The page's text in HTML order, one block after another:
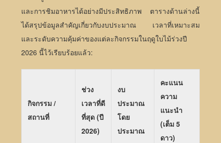
และการชิมอาหารได้อย่างมีประสิทธิภาพ ตารางด้านล่างนี้
ได้สรุปข้อมูลสำคัญเกี่ยวกับงบประมาณ เวลาที่เหมาะสม
และระดับความคุ้มค่าของแต่ละกิจกรรมในฤดูใบไม้ร่วงปี
2026 นี้ไว้เรียบร้อยแล้ว:
กิจกรรม /
สถานที่
ช่วง
เวลาที่ดี
ที่สุด (ปี
2026)
งบ
ประมาณ
โดย
ประมาณ
คะแนน
ความ
แนะนำ
(เต็ม 5
ดาว)